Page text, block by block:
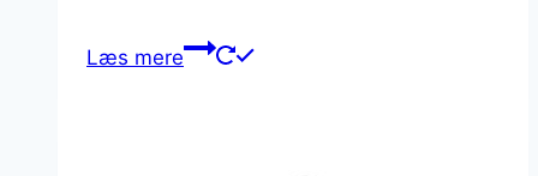
Læs mere